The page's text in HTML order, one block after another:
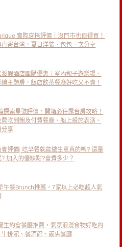
實際穿搭評價｜沒門市也值得買！
直寄台灣，夏日洋裝、包包一次分享
假酒店團購優惠｜室內親子遊樂場、
主題房，飯店飲茶餐廳好吃又不貴！
探索星號評價，開箱必住露台房攻略！
吃到飽及付費餐廳、船上設施表演、
分享
評價| 吃早餐就能做生意真的嗎? 還是
加入的優缺點?會費多少？
午餐Brunch推薦，7家以上必吃超人氣
生約會餐廳推薦，氣氛浪漫食物好吃的
排館、餐酒館、飯店餐廳